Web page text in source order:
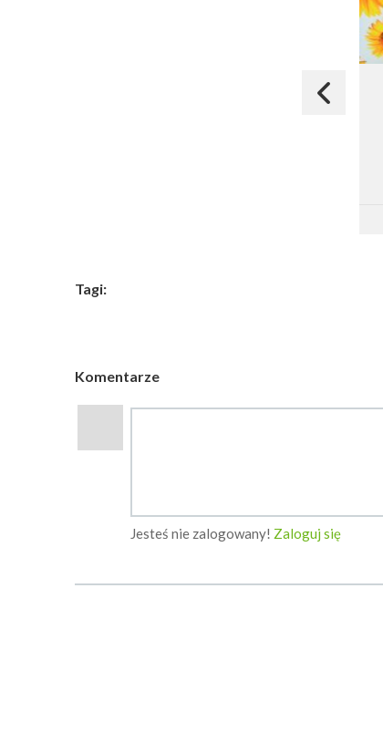
Tagi:
Komentarze
Jesteś nie zalogowany! Zaloguj się